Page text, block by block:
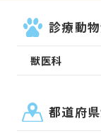
診療動
獣医科
都道府